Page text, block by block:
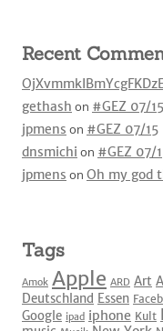
Recent
gethash on #GEZ 07/15
jpmens on #GEZ 07/15
dnsmichi on #GEZ 07/
jpmens on Oh my god
Tags
Amok Apple ARD Art
Deutschland Essen
Google ipad iphone Kult